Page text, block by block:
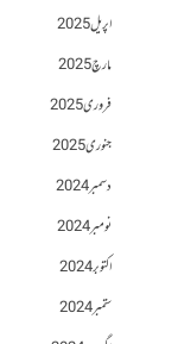
اپریل 2025
مارچ 2025
فروری 2025
جنوری 2025
دسمبر 2024
نومبر 2024
اکتوبر 2024
ستمبر 2024